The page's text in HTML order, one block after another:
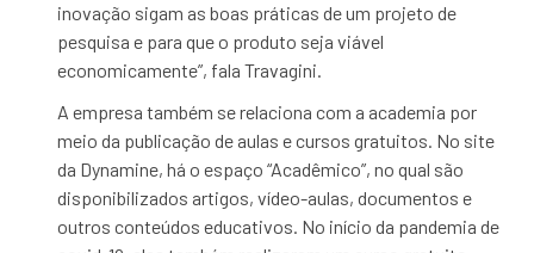
inovação sigam as boas práticas de um projeto de
pesquisa e para que o produto seja viável
economicamente”, fala Travagini.
A empresa também se relaciona com a academia por
meio da publicação de aulas e cursos gratuitos. No site
da Dynamine, há o espaço “Acadêmico”, no qual são
disponibilizados artigos, vídeo-aulas, documentos e
outros conteúdos educativos. No início da pandemia de